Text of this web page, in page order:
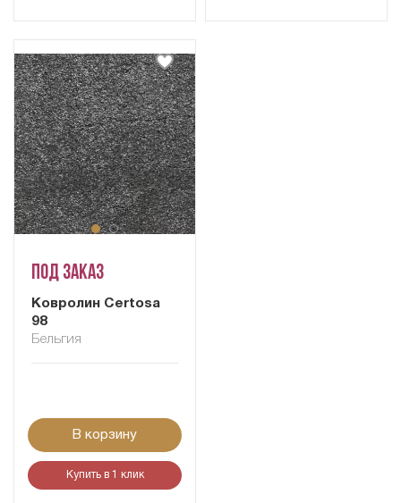
Под заказ
Ковролин Certosa
98
Бельгия
В корзину
Купить в 1 клик